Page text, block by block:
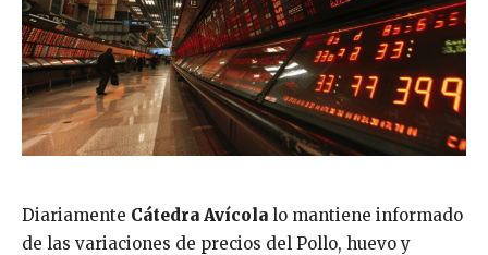
Diariamente Cátedra Avícola lo mantiene informado
de las variaciones de precios del Pollo, huevo y